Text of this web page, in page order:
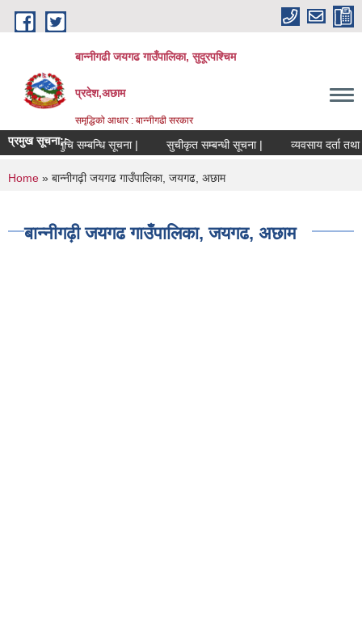
Skip to main content
बान्नीगढी जयगढ गाउँपालिका, सुदूरपश्चिम
प्रदेश,अछाम
समृद्धिको आधार : बान्नीगढी सरकार
प्रमुख सूचना::
विशेषज्ञ सुचि सम्बन्धि सूचना | सुचीकृत सम्बन्धी सूचना | व्यवसाय दर्ता
You are here
Home » बान्नीगढ़ी जयगढ गाउँपालिका, जयगढ, अछाम
बान्नीगढ़ी जयगढ गाउँपालिका, जयगढ, अछाम